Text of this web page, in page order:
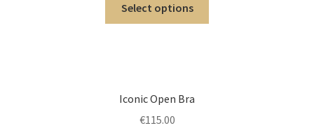
Select options
Iconic Open Bra
€115.00